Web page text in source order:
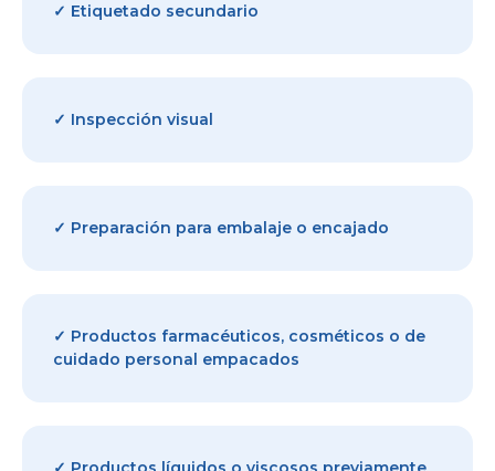
✓ Etiquetado secundario
✓ Inspección visual
✓ Preparación para embalaje o encajado
✓ Productos farmacéuticos, cosméticos o de
cuidado personal empacados